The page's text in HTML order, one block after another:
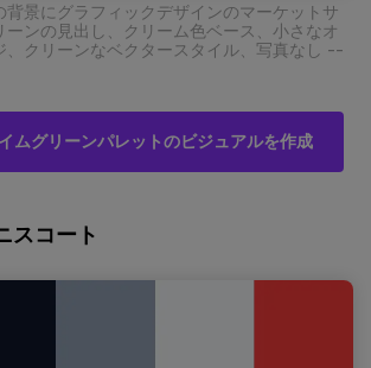
背景にグラフィックデザインのマーケットサ
ーンの見出し、クリーム色ベース、小さなオ
、クリーンなベクタースタイル、写真なし --
ムグリーンパレットのビジュアルを作成
スコート